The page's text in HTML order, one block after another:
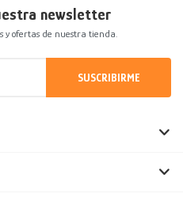
newsletter
y ofertas de nuestra tienda.
SUSCRIBIRME